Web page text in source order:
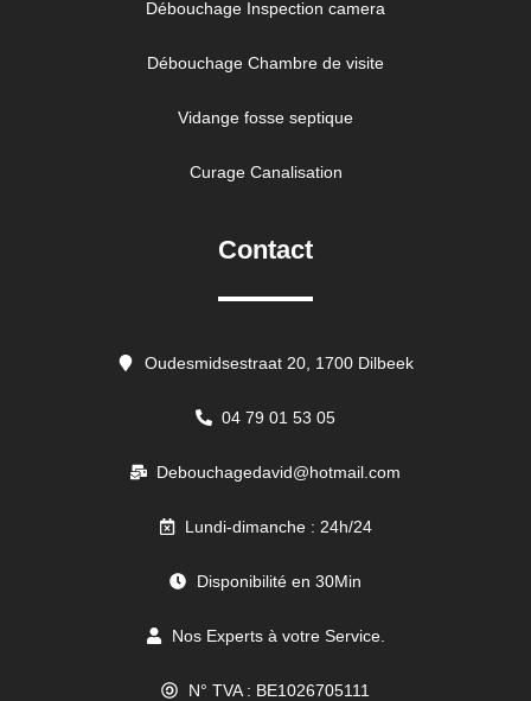
Débouchage Inspection camera
Débouchage Chambre de visite
Vidange fosse septique
Curage Canalisation
Contact
Oudesmidsestraat 20, 1700 Dilbeek
04 79 01 53 05
Debouchagedavid@hotmail.com
Lundi-dimanche : 24h/24
Disponibilité en 30Min
Nos Experts à votre Service.
N° TVA : BE1026705111